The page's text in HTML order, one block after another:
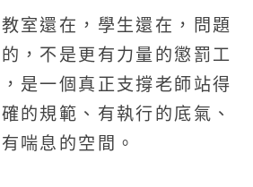
室還在，學生還在，問題
，不是更有力量的懲罰工
是一個真正支撐老師站得
的規範、有執行的底氣、
喘息的空間。